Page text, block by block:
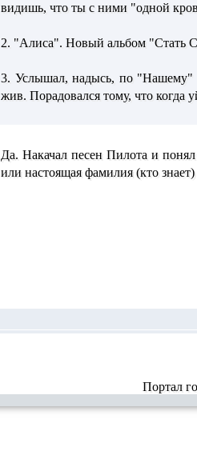
видишь, что ты с ними "одной
2. "Алиса". Новый альбом "Стать
3. Услышал, надысь, по "Нашему"
жив. Порадовался тому, что когда
Да. Накачал песен Пилота и
или настоящая фамилия (кто знает)
Портал